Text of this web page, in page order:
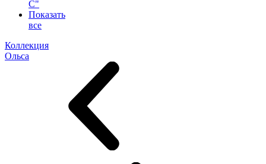
С"
Показать
все
Коллекция
Ольса